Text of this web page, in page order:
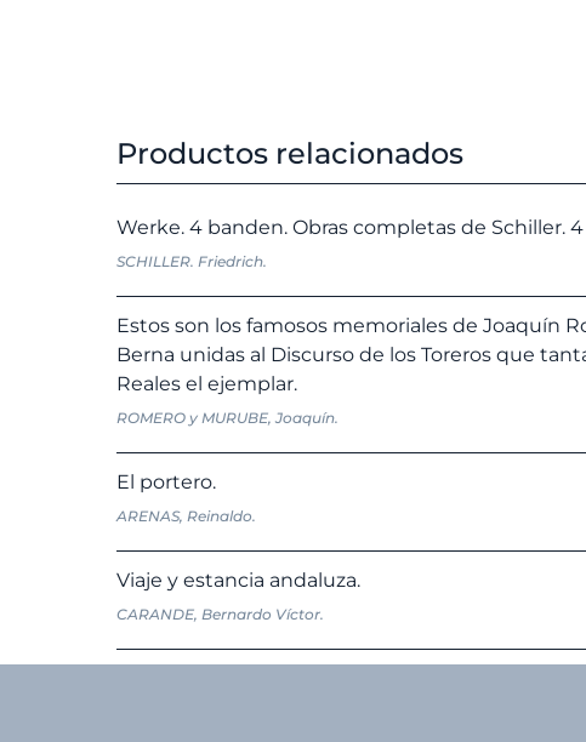
Productos relacionados
Werke. 4 banden. Obras completas de Schiller.
SCHILLER. Friedrich.
Estos son los famosos memoriales de Joaquín
Berna unidas al Discurso de los Toreros que
Reales el ejemplar.
ROMERO y MURUBE, Joaquín.
El portero.
ARENAS, Reinaldo.
Viaje y estancia andaluza.
CARANDE, Bernardo Víctor.